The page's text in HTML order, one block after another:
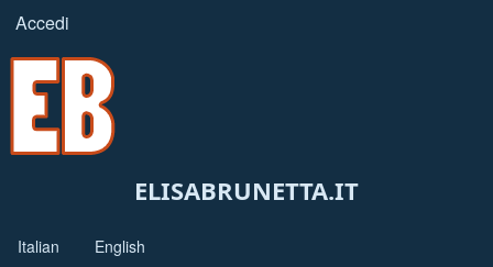
Salta
contenuto
Menu
profilo
utente
Accedi
ELISABRUNETTA.IT
Italian English